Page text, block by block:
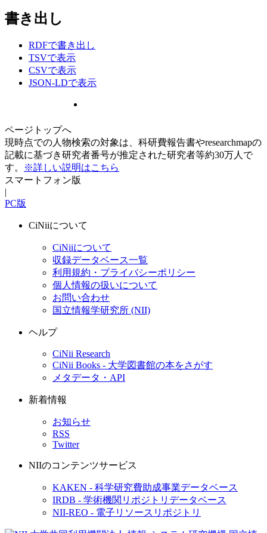
書き出し
RDFで書き出し
TSVで表示
CSVで表示
JSON-LDで表示
ページトップへ
現時点での人物検索の対象は、科研費報告書やresearchmapの
記載に基づき研究者番号が推定された研究者等約30万人で
す。
※詳しい説明はこちら
スマートフォン版
|
PC版
CiNiiについて
CiNiiについて
収録データベース一覧
利用規約・プライバシーポリシー
個人情報の扱いについて
お問い合わせ
国立情報学研究所 (NII)
ヘルプ
CiNii Research
CiNii Books - 大学図書館の本をさがす
メタデータ・API
新着情報
お知らせ
RSS
Twitter
NIIのコンテンツサービス
KAKEN - 科学研究費助成事業データベース
IRDB - 学術機関リポジトリデータベース
NII-REO - 電子リソースリポジトリ